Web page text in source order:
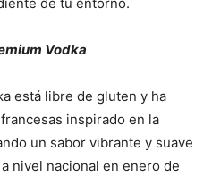
Vodka
está libre de gluten y ha
inspirado en la
un sabor vibrante y suave
nivel nacional en enero de